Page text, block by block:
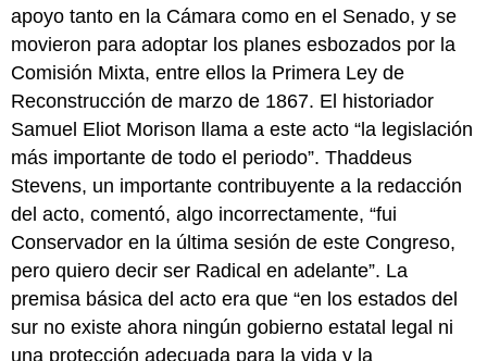
apoyo tanto en la Cámara como en el Senado, y se
movieron para adoptar los planes esbozados por la
Comisión Mixta, entre ellos la Primera Ley de
Reconstrucción de marzo de 1867. El historiador
Samuel Eliot Morison llama a este acto “la legislación
más importante de todo el periodo”. Thaddeus
Stevens, un importante contribuyente a la redacción
del acto, comentó, algo incorrectamente, “fui
Conservador en la última sesión de este Congreso,
pero quiero decir ser Radical en adelante”. La
premisa básica del acto era que “en los estados del
sur no existe ahora ningún gobierno estatal legal ni
una protección adecuada para la vida y la